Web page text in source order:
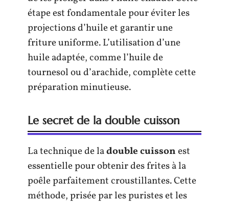
étape est fondamentale pour éviter les
projections d’huile et garantir une
friture uniforme. L’utilisation d’une
huile adaptée, comme l’huile de
tournesol ou d’arachide, complète cette
préparation minutieuse.
Le secret de la double cuisson
La technique de ladouble cuissonest
essentielle pour obtenir des frites à la
poêle parfaitement croustillantes. Cette
méthode, prisée par les puristes et les